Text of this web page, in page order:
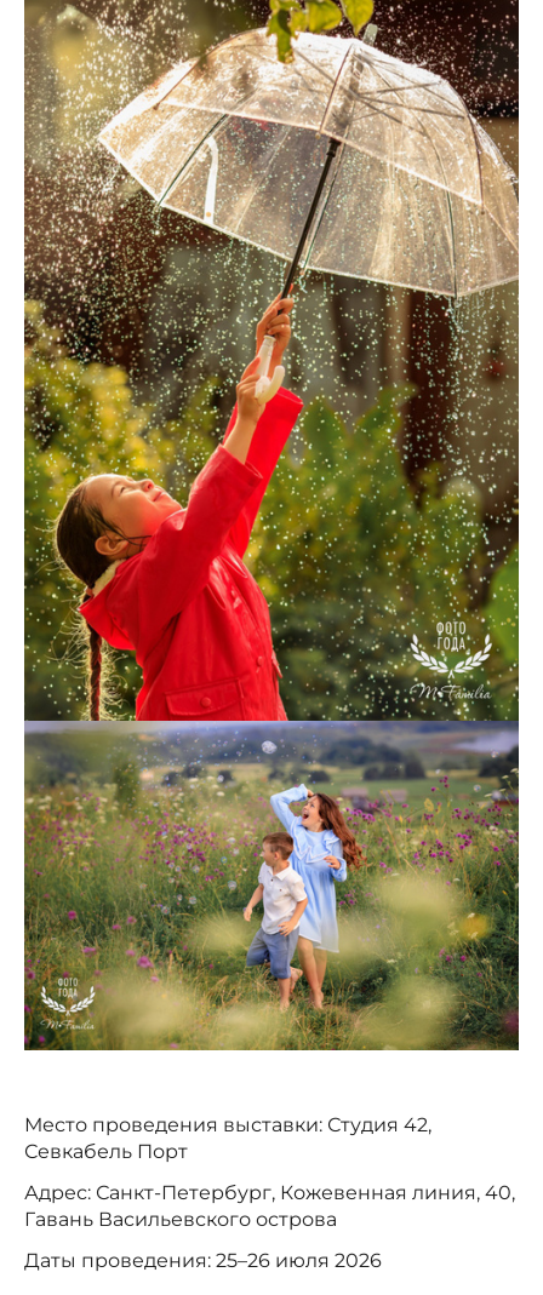
Место проведения выставки: Студия 42,
Севкабель Порт
Адрес: Санкт-Петербург, Кожевенная линия, 40,
Гавань Васильевского острова
Даты проведения: 25–26 июля 2026